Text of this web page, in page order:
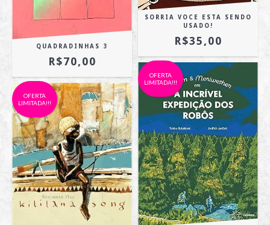
QUADRADINHAS 3
R$70,00
SORRIA VOCE ESTA SENDO
USADO!
R$35,00
OFERTA
LIMITADA!!!
OFERTA
LIMITADA!!!